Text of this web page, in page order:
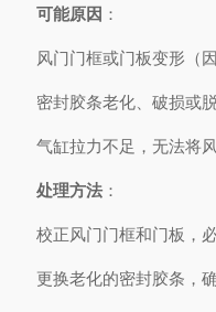
可能原因 ：
风门门框或门板变形（
密封胶条老化、破损或脱
气缸拉力不足，无法将
处理方法 ：
校正风门门框和门板，
更换老化的密封胶条，